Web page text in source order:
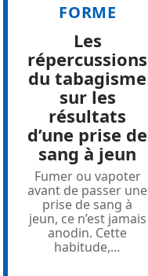
FORME
Les
répercussions
du tabagisme
sur les
résultats
d’une prise de
sang à jeun
Fumer ou vapoter
avant de passer une
prise de sang à
jeun, ce n’est jamais
anodin. Cette
habitude,…